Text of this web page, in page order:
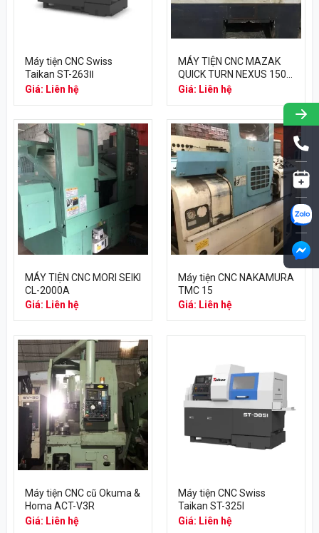
Máy tiện CNC Swiss
Taikan ST-263Ⅱ
Giá: Liên hệ
MÁY TIỆN CNC MAZAK
QUICK TURN NEXUS 150
– 640T
Giá: Liên hệ
MÁY TIỆN CNC MORI SEIKI
CL-2000A
Giá: Liên hệ
Máy tiện CNC NAKAMURA
TMC 15
Giá: Liên hệ
Máy tiện CNC cũ Okuma &
Homa ACT-V3R
Giá: Liên hệ
Máy tiện CNC Swiss
Taikan ST-325I
Giá: Liên hệ